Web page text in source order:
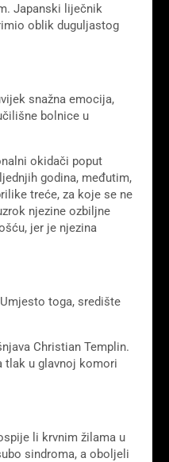
Japanski liječnik
oblik duguljastog
snažna emocija,
bolnice u
okidači poput
godina, međutim,
treće, za koje se ne
njezine ozbiljne
jer je njezina
toga, središte
Christian Templin.
tlak u glavnoj komori
li krvnim žilama u
sindroma, a oboljeli